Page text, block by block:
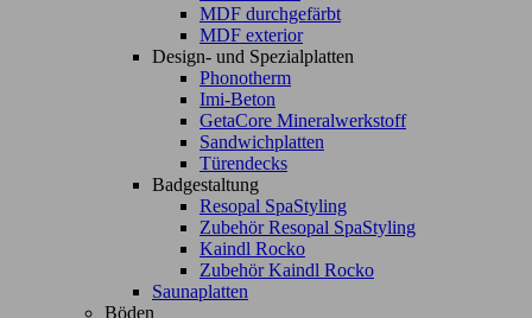
MDF durchgefärbt
MDF exterior
Design- und Spezialplatten
Phonotherm
Imi-Beton
GetaCore Mineralwerkstoff
Sandwichplatten
Türendecks
Badgestaltung
Resopal SpaStyling
Zubehör Resopal SpaStyling
Kaindl Rocko
Zubehör Kaindl Rocko
Saunaplatten
Böden